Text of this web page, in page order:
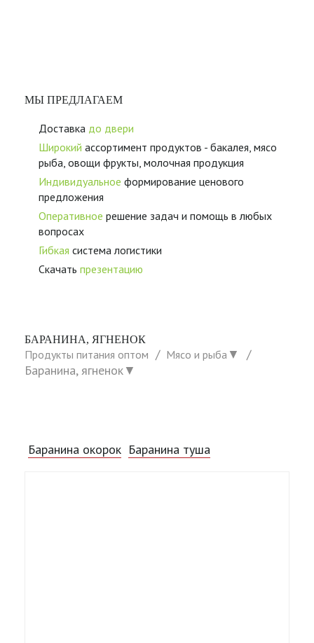
МЫ ПРЕДЛАГАЕМ
Доставка до двери
Широкий ассортимент продуктов - бакалея, мясо
рыба, овощи фрукты, молочная продукция
Индивидуальное формирование ценового
предложения
Оперативное решение задач и помощь в любых
вопросах
Гибкая система логистики
Скачать презентацию
БАРАНИНА, ЯГНЕНОК
Продукты питания оптом Мясо и рыба ▼
Баранина, ягненок▼
Баранина окорок Баранина туша